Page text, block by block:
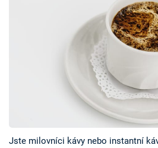
Sledujte prima+
Jste milovníci kávy nebo instantní